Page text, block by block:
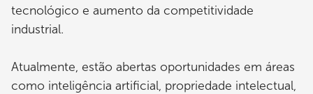
tecnológico e aumento da competitividade
industrial.
Atualmente, estão abertas oportunidades em áreas
como inteligência artificial, propriedade intelectual,